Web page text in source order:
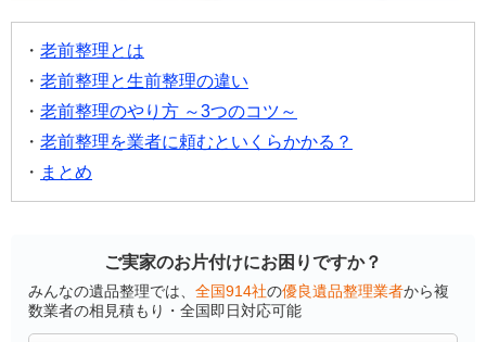
老前整理とは
老前整理と生前整理の違い
老前整理のやり方 ～3つのコツ～
老前整理を業者に頼むといくらかかる？
まとめ
ご実家のお片付けにお困りですか？
みんなの遺品整理では、 全国914社の優良遺品整理業者から複
数業者の相見積もり・全国即日対応可能